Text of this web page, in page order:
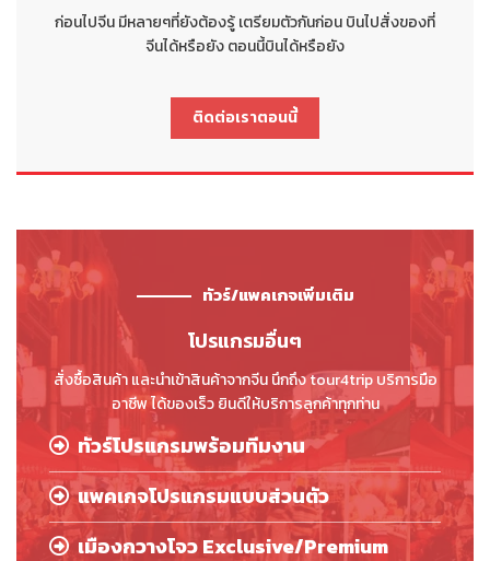
ก่อนไปจีน มีหลายๆที่ยังต้องรู้ เตรียมตัวกันก่อน บินไปสั่งของที่
จีนได้หรือยัง ตอนนี้บินได้หรือยัง
ติดต่อเราตอนนี้
ทัวร์/แพคเกจเพิ่มเติม
โปรแกรมอื่นๆ
สั่งซื้อสินค้า และนำเข้าสินค้าจากจีน นึกถึง tour4trip บริการมือ
อาชีพ ได้ของเร็ว ยินดีให้บริการลูกค้าทุกท่าน
ทัวร์โปรแกรมพร้อมทีมงาน
แพคเกจโปรแกรมแบบส่วนตัว
เมืองกวางโจว Exclusive/Premium